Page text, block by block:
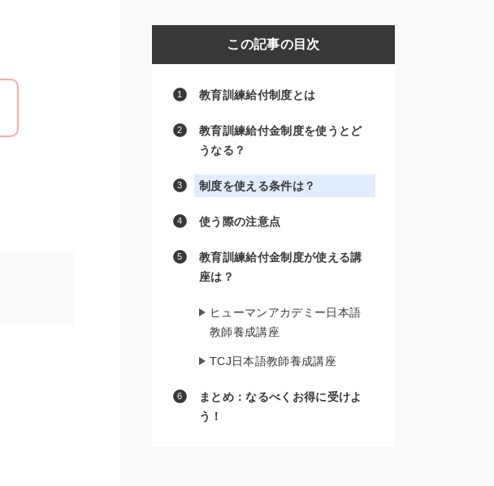
この記事の目次
教育訓練給付制度とは
教育訓練給付金制度を使うとど
うなる？
制度を使える条件は？
使う際の注意点
教育訓練給付金制度が使える講
座は？
ヒューマンアカデミー日本語
教師養成講座
TCJ日本語教師養成講座
まとめ：なるべくお得に受けよ
う！